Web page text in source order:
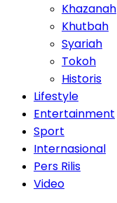
Khazanah
Khutbah
Syariah
Tokoh
Historis
Lifestyle
Entertainment
Sport
Internasional
Pers Rilis
Video